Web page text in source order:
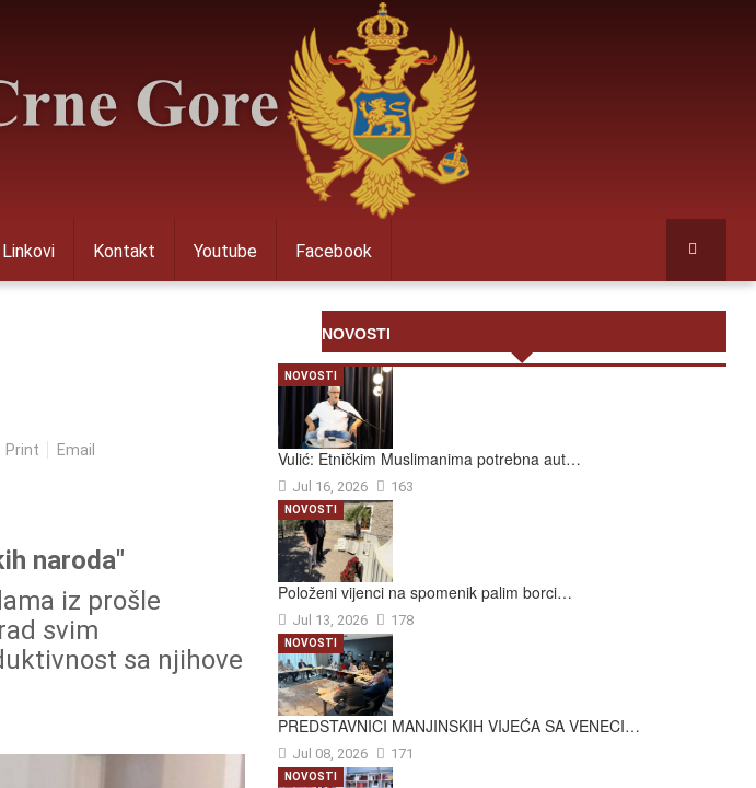
Linkovi Kontakt Youtube Facebook
Print Email
naroda"
iz prošle
svim
sa njihove
NOVOSTI
Vulić: Etničkim Muslimanima potrebna aut…
Jul 16, 2026 163
NOVOSTI
Položeni vijenci na spomenik palim borci…
Jul 13, 2026 178
NOVOSTI
PREDSTAVNICI MANJINSKIH VIJEĆA SA VENECI…
Jul 08, 2026 171
NOVOSTI
NOVOSTI